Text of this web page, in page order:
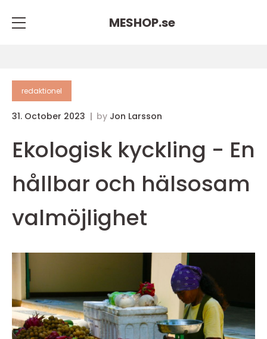
MESHOP.se
redaktionel
31. October 2023 by Jon Larsson
Ekologisk kyckling - En
hållbar och hälsosam
valmöjlighet